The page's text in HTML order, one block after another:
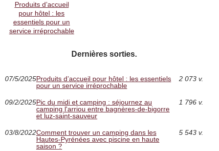
Produits d’accueil
pour hôtel : les
essentiels pour un
service irréprochable
Dernières sorties.
07/5/2025Produits d’accueil pour hôtel : les essentiels
pour un service irréprochable
2 073 v.
09/2/2025Pic du midi et camping : séjournez au
camping l'arriou entre bagnères-de-bigorre
et luz-saint-sauveur
1 796 v.
03/8/2022Comment trouver un camping dans les
Hautes-Pyrénées avec piscine en haute
saison ?
5 543 v.